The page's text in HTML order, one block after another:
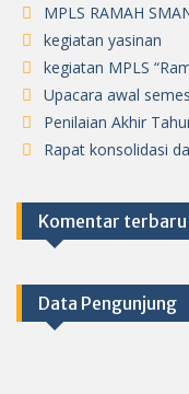
MPLS RAMAH
kegiatan yasinan
kegiatan MPLS
Upacara awal
Penilaian Akhir
Rapat konsolidasi
Komentar terbaru
Data Pengunjung